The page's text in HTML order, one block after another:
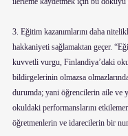
3. Eğitim kazanımlarını daha
hakkaniyeti sağlamaktan geçer.
kuvvetli vurgu, Finlandiya’daki
bildirgelerinin olmazsa
durumda; yani öğrencilerin aile ve
okuldaki performanslarını
öğretmenlerin ve idarecilerin bir